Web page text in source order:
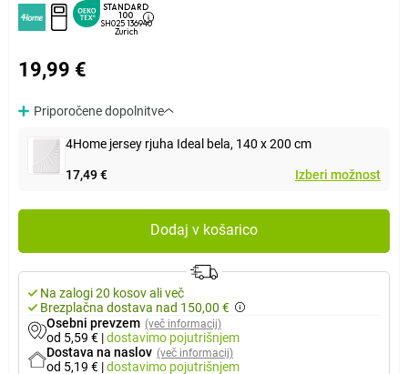
STANDARD
100
SH025 136940
Zurich
19,99 €
Priporočene dopolnitve
4Home jersey rjuha Ideal bela, 140 x 200 cm
17,49 € Izberi možnost
Dodaj v košarico
Na zalogi 20 kosov ali več
Brezplačna dostava nad 150,00 €
Osebni prevzem (več informacij)
od 5,59 € |dostavimo pojutrišnjem
Dostava na naslov (več informacij)
od 5,19 € |dostavimo pojutrišnjem